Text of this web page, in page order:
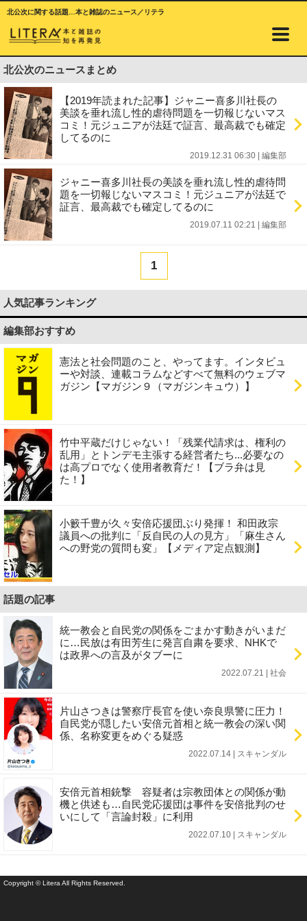
北公次に関する話題…本と雑誌のニュース／リテラ
北公次のニュースまとめ
【2019年読まれた記事】ジャニー喜多川社長の
美談を垂れ流し性的虐待問題を一切報じないマス
コミ！元ジュニアが法廷で証言、最高裁でも確定
してるのに
2019.12.31 06:30 編集部
ジャニー喜多川社長の美談を垂れ流し性的虐待問
題を一切報じないマスコミ！元ジュニアが法廷で
証言、最高裁でも確定してるのに
2019.07.11 02:21 編集部
1
人気記事ランキング
編集部おすすめ
憲法と社会問題のこと、やってます。インタビュ
ーや対談、連載コラムなどすべて無料のウェブマ
ガジン【マガジン９（マガジンキュウ）】
竹中平蔵だけじゃない！「残業代請求は、権利の
乱用」とトンデモ主張する経営者たち...必要なの
は高プロでなく使用者教育だ！【ブラ弁は見
た！】
小籔千豊が久々安倍応援団ぶり発揮！ 和田政宗
議員への批判に「反自民の人の見方」「麻生さん
への野党の質問も変」【メディア定点観測】
話題の記事
統一教会と自民党の関係をごまかす動きがいまだ
に…民放は有田芳生に発言自粛を要求、NHKで
は政界への言及がタブーに
2022.07.21 | 社会
片山さつきは警察庁長官を使い奈良県警に圧力！
自民党が隠したい安倍元首相と統一教会の深い関
係、名称変更をめぐる疑惑
2022.07.14 | スキャンダル
安倍元首相銃撃 容疑者は宗教団体との関係が動
機と供述も…自民党応援団は事件を安倍批判のせ
いにして「言論封殺」に利用
2022.07.10 | スキャンダル
Copyright © Litera All Rights Reserved.